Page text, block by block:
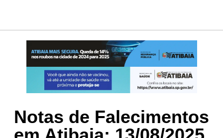
Notas de Falecimentos